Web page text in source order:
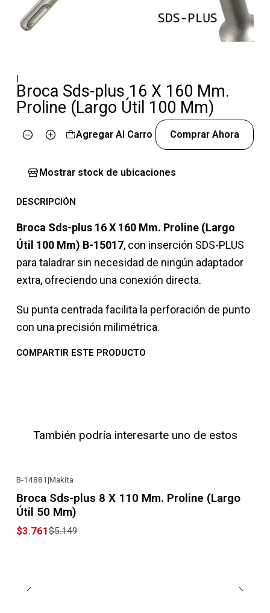
|
Broca Sds-plus 16 X 160 Mm.
Proline (Largo Útil 100 Mm)
Cantidad
Agregar Al Carro Comprar Ahora
Mostrar stock de ubicaciones
DESCRIPCIÓN
Broca Sds-plus 16 X 160 Mm. Proline (Largo
Útil 100 Mm) B-15017, con inserción SDS-PLUS
para taladrar sin necesidad de ningún adaptador
extra, ofreciendo una conexión directa.
Su punta centrada facilita la perforación de punto
con una precisión milimétrica.
COMPARTIR ESTE PRODUCTO
También podría interesarte uno de estos
B-14881|Makita
Broca Sds-plus 8 X 110 Mm. Proline (Largo
Útil 50 Mm)
$3.761$5.149